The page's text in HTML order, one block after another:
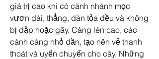
giá trị cao khi có cành nhánh mọc
vươn dài, thẳng, dàn tỏa đều và không
bị dập hoặc gãy. Càng lên cao, các
cành càng nhỏ dần, tạo nên vẻ thanh
thoát và uyển chuyển cho cây. Những